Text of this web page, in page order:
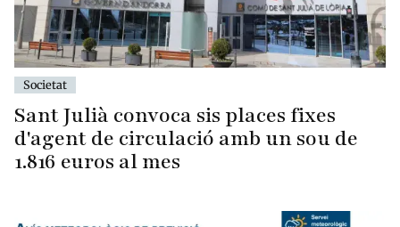
Societat
Sant Julià convoca sis places fixes
d'agent de circulació amb un sou de
1.816 euros al mes